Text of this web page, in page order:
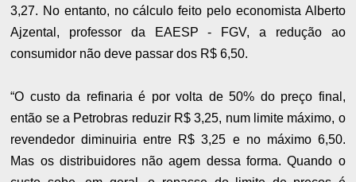
3,27. No entanto, no cálculo feito pelo economista Alberto
Ajzental, professor da EAESP - FGV, a redução ao
consumidor não deve passar dos R$ 6,50.
“O custo da refinaria é por volta de 50% do preço final,
então se a Petrobras reduzir R$ 3,25, num limite máximo, o
revendedor diminuiria entre R$ 3,25 e no máximo 6,50.
Mas os distribuidores não agem dessa forma. Quando o